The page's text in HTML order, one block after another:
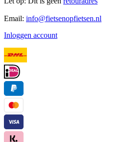
Email: info@fietsenopfietsen.nl
Inloggen account